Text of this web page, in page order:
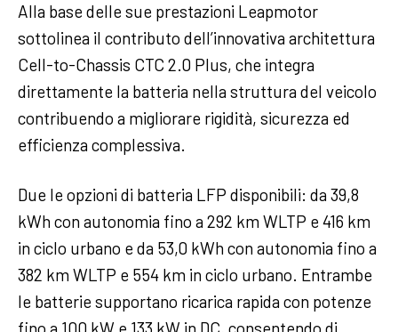
Alla base delle sue prestazioni Leapmotor
sottolinea il contributo dell’innovativa architettura
Cell-to-Chassis CTC 2.0 Plus, che integra
direttamente la batteria nella struttura del veicolo
contribuendo a migliorare rigidità, sicurezza ed
efficienza complessiva.
Due le opzioni di batteria LFP disponibili: da 39,8
kWh con autonomia fino a 292 km WLTP e 416 km
in ciclo urbano e da 53,0 kWh con autonomia fino a
382 km WLTP e 554 km in ciclo urbano. Entrambe
le batterie supportano ricarica rapida con potenze